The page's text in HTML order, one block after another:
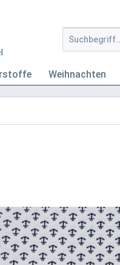
Weihnachten